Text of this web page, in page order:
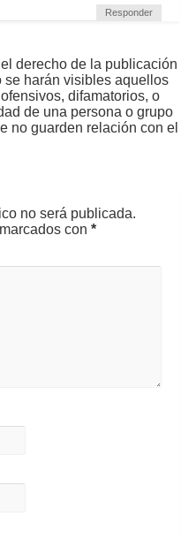
Responder
derecho de la publicación
se harán visibles aquellos
difamatorios, o
de una persona o grupo
no guarden relación con el
no será publicada.
con*